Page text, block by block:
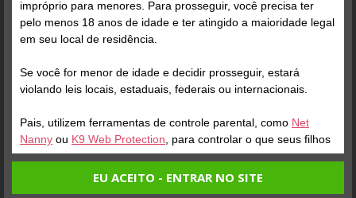
Verifique sua conta Verifique sua conta
1
impróprio para menores. Para prosseguir, você precisa ter
pelo menos 18 anos de idade e ter atingido a maioridade legal
em seu local de residência.
Se você for menor de idade e decidir prosseguir, estará
violando leis locais, estaduais, federais ou internacionais.
Pais, utilizem ferramentas de controle parental, como Net
Nanny ou K9 Web Protection, para controlar o que seus filhos
veem.
EU ACEITO - ENTRAR NO SITE